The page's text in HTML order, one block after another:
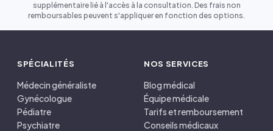
supplémentaire lié à l'accès à la consultation. Des frais non
remboursables peuvent s'appliquer en fonction des options.
SPÉCIALITÉS
Médecin généraliste
Gynécologue
Pédiatre
Psychiatre
NOS SERVICES
Blog médical
Équipe médicale
Tarifs et remboursement
Conseils médicaux